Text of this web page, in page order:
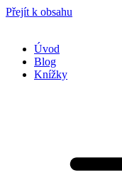
Přejít k obsahu
Úvod
Blog
Knížky